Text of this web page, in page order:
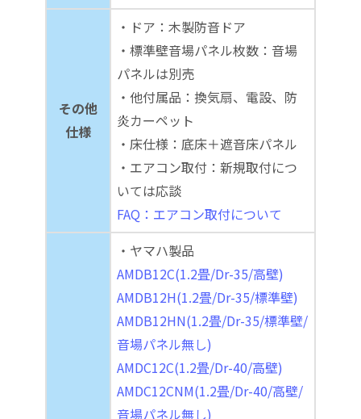
その他
仕様
・ドア：木製防音ドア
・標準壁音場パネル枚数：音場
パネルは別売
・他付属品：換気扇、電設、防
炎カーペット
・床仕様：底床＋遮音床パネル
・エアコン取付：新規取付につ
いては応談
FAQ：エアコン取付について
・ヤマハ製品
AMDB12C(1.2畳/Dr-35/高壁)
AMDB12H(1.2畳/Dr-35/標準壁)
AMDB12HN(1.2畳/Dr-35/標準壁/
音場パネル無し)
AMDC12C(1.2畳/Dr-40/高壁)
AMDC12CNM(1.2畳/Dr-40/高壁/
音場パネル無し)